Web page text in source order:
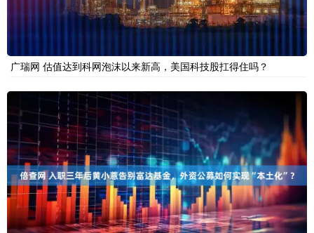
广瑞网 估值达到科网泡沫以来新高，美国科技股扛得住吗？